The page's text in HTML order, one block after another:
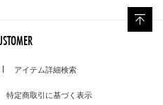
アイテム詳細検索
特定商取引に基づく表示